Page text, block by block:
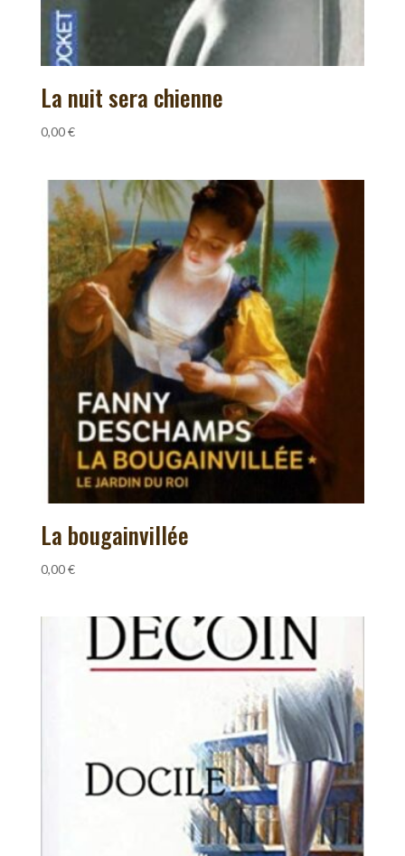
La nuit sera chienne
0,00€
La bougainvillée
0,00€